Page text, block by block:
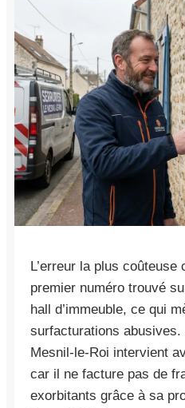
L’erreur la plus
premier numéro trouvé
hall d’immeuble, ce qui
surfacturations
Mesnil-le-Roi intervient
car il ne facture pas de
exorbitants grâce à sa